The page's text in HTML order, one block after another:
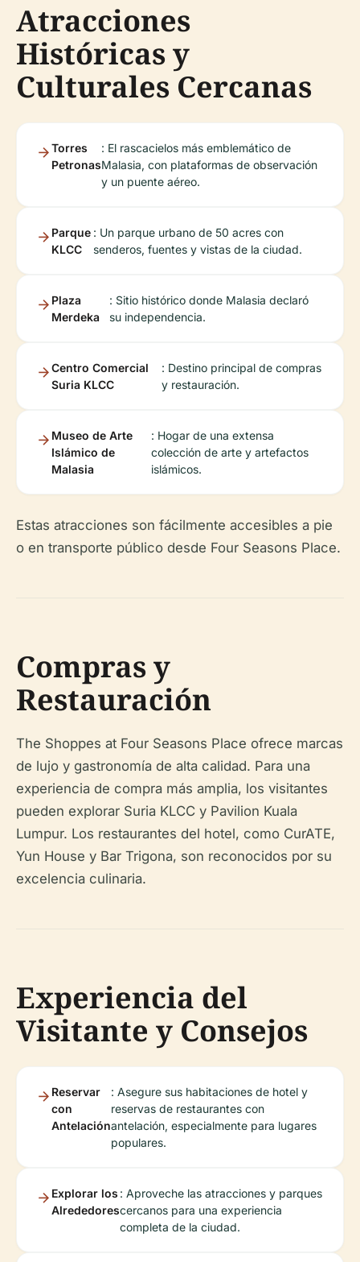
Atracciones
Históricas y
Culturales Cercanas
Torres
Petronas
: El rascacielos más emblemático de
Malasia, con plataformas de observación
y un puente aéreo.
Parque
KLCC
: Un parque urbano de 50 acres con
senderos, fuentes y vistas de la ciudad.
Plaza
Merdeka
: Sitio histórico donde Malasia declaró
su independencia.
Centro Comercial
Suria KLCC
: Destino principal de compras
y restauración.
Museo de Arte
Islámico de
Malasia
: Hogar de una extensa
colección de arte y artefactos
islámicos.
Estas atracciones son fácilmente accesibles a pie
o en transporte público desde Four Seasons Place.
Compras y
Restauración
The Shoppes at Four Seasons Place ofrece marcas
de lujo y gastronomía de alta calidad. Para una
experiencia de compra más amplia, los visitantes
pueden explorar Suria KLCC y Pavilion Kuala
Lumpur. Los restaurantes del hotel, como CurATE,
Yun House y Bar Trigona, son reconocidos por su
excelencia culinaria.
Experiencia del
Visitante y Consejos
Reservar
con
Antelación
: Asegure sus habitaciones de hotel y
reservas de restaurantes con
antelación, especialmente para lugares
populares.
Explorar los
Alrededores
: Aproveche las atracciones y parques
cercanos para una experiencia
completa de la ciudad.